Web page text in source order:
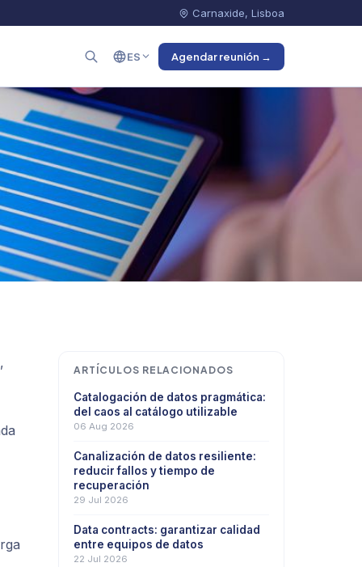
Carnaxide, Lisboa
ES Agendar reunión →
ARTÍCULOS RELACIONADOS
Catalogación de datos pragmática:
del caos al catálogo utilizable
06 Aug 2026
Canalización de datos resiliente:
reducir fallos y tiempo de
recuperación
29 Jul 2026
Data contracts: garantizar calidad
entre equipos de datos
22 Jul 2026